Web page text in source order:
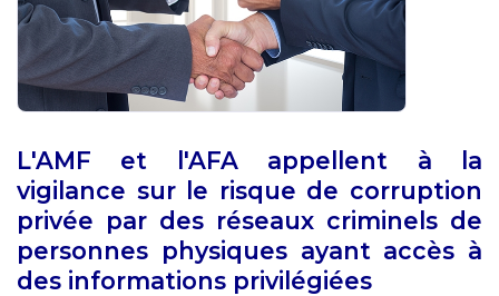
L'AMF et l'AFA appellent à la
vigilance sur le risque de corruption
privée par des réseaux criminels de
personnes physiques ayant accès à
des informations privilégiées